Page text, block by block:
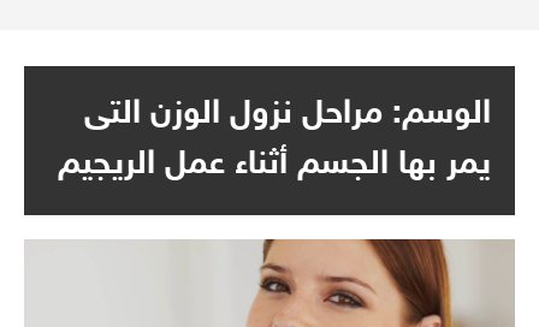
الوسم: مراحل نزول الوزن التى
يمر بها الجسم أثناء عمل الريجيم